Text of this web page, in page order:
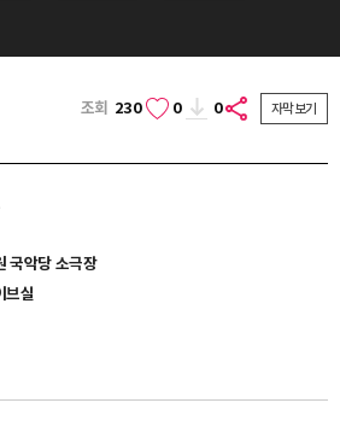
조회 230 0 0 자막보기
국악당 소극장
브실